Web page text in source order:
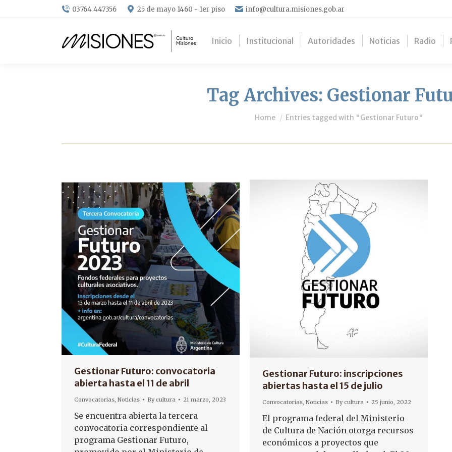
03764 447356 25 de mayo 1460 - 1er piso info@cultura.misiones.gob.ar
Inicio Institucional Autoridades Noticias Radio
Tag Archives: Gestionar
You are here:
Home Entries tagged with "Gestionar Futuro"
Gestionar Futuro: convocatoria
abierta hasta el 11 de abril
Convocatorias Noticias Bycultura 21 marzo, 2023
Se encuentra abierta la tercera
convocatoria correspondiente al
programa Gestionar Futuro,
Gestionar Futuro: inscripciones
abiertas hasta el 15 de julio
Convocatorias, Noticias Bycultura 25 junio, 2022
El programa federal del Ministerio
de Cultura de Nación otorga recursos
económicos a proyectos que